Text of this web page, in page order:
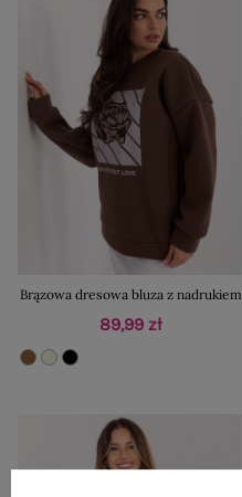
Brązowa dresowa bluza z nadrukiem
89,99 zł